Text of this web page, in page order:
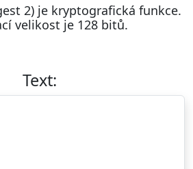
2) je kryptografická funkce.
velikost je 128 bitů.
Text: